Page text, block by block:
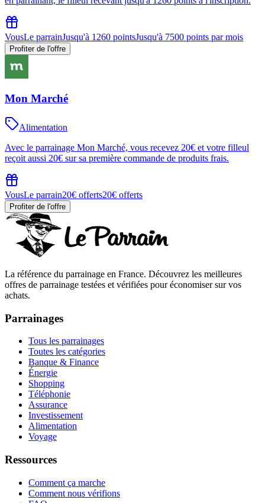
VousLe parrainJusqu'à 1260 pointsJusqu'à 7500 points par mois
Profiter de l'offre
Mon Marché
Alimentation
Avec le parrainage Mon Marché, vous recevez 20€ et votre filleul
reçoit aussi 20€ sur sa première commande de produits frais.
VousLe parrain20€ offerts20€ offerts
Profiter de l'offre
La référence du parrainage en France. Découvrez les meilleures
offres de parrainage testées et vérifiées pour économiser sur vos
achats.
Parrainages
Tous les parrainages
Toutes les catégories
Banque & Finance
Énergie
Shopping
Téléphonie
Assurance
Investissement
Alimentation
Voyage
Ressources
Comment ça marche
Comment nous vérifions